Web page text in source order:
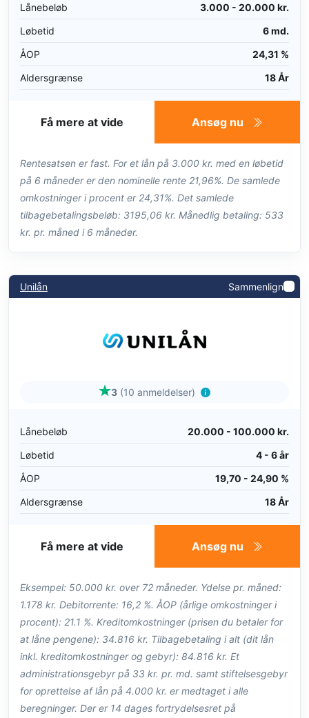
Lånebeløb
3.000 - 20.000 kr.
Løbetid
6 md.
ÅOP
24,31 %
Aldersgrænse
18 År
Ansøg nu
Få mere at vide
Rentesatsen er fast. For et lån på 3.000 kr. med en løbetid
på 6 måneder er den nominelle rente 21,96%. De samlede
omkostninger i procent er 24,31%. Det samlede
tilbagebetalingsbeløb: 3195,06 kr. Månedlig betaling: 533
kr. pr. måned i 6 måneder.
Unilån Sammenlign
3 (10 anmeldelser)
Lånebeløb
20.000 - 100.000 kr.
Løbetid
4 - 6 år
ÅOP
19,70 - 24,90 %
Aldersgrænse
18 År
Ansøg nu
Få mere at vide
Eksempel: 50.000 kr. over 72 måneder. Ydelse pr. måned:
1.178 kr. Debitorrente: 16,2 %. ÅOP (årlige omkostninger i
procent): 21.1 %. Kreditomkostninger (prisen du betaler for
at låne pengene): 34.816 kr. Tilbagebetaling i alt (dit lån
inkl. kreditomkostninger og gebyr): 84.816 kr. Et
administrationsgebyr på 33 kr. pr. md. samt stiftelsesgebyr
for oprettelse af lån på 4.000 kr. er medtaget i alle
beregninger. Der er 14 dages fortrydelsesret på